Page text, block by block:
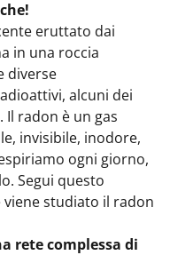
eruttato dai
in una roccia
diverse
alcuni dei
Il radon è un gas
invisibile, inodore,
ogni giorno,
Segui questo
studiato il radon
rete complessa di